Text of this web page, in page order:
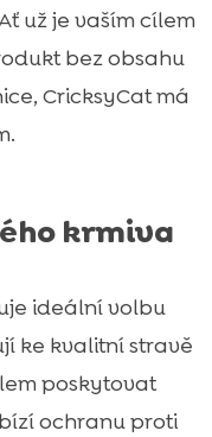
už je vaším cílem
bez obsahu
CricksyCat má
krmiva
ideální volbu
ke kvalitní stravě
poskytovat
ochranu proti